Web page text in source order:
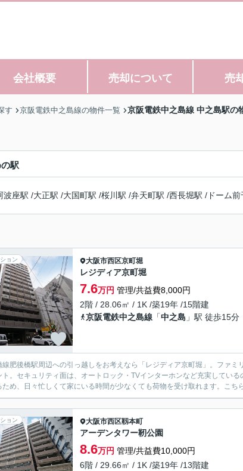
会社概要 売却について 売
す 京阪電鉄中之島線の物件一覧 京阪電鉄中之島線 中之島駅の
駅
波座駅 /大正駅 /大国町駅 /桜川駅 /弁天町駅 /西長堀駅 / ドーム
ョン 大阪市西区京町堀
レジディア京町堀
7.6万円 管理/共益費8,000円
2階 / 28.06㎡ / 1K /築19年 /15階建
京阪電鉄中之島線 「中之島 」駅 徒歩15分
線肥後橋駅周辺への引っ越しをお考えなら「レジディア京町堀」。ファ
ト。セキュリティ面は、オートロック・TVインターホンなど充実してい
ため、日々忙しくて家にいる時間が少なくても荷物を受け取れます。こ
ョン 大阪市西区靱本町
アーデンタワー靭公園
8.6万円 管理/共益費10,000円
6階 / 29.66㎡ / 1K /築19年 /13階建